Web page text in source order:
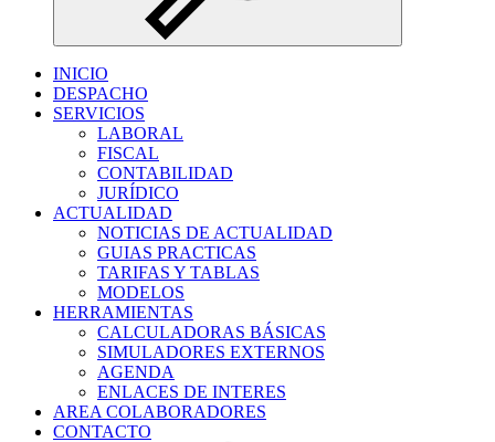
INICIO
DESPACHO
SERVICIOS
LABORAL
FISCAL
CONTABILIDAD
JURÍDICO
ACTUALIDAD
NOTICIAS DE ACTUALIDAD
GUIAS PRACTICAS
TARIFAS Y TABLAS
MODELOS
HERRAMIENTAS
CALCULADORAS BÁSICAS
SIMULADORES EXTERNOS
AGENDA
ENLACES DE INTERES
AREA COLABORADORES
CONTACTO